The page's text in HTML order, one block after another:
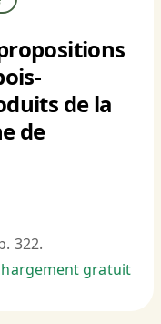
de la
de
322.
gratuit